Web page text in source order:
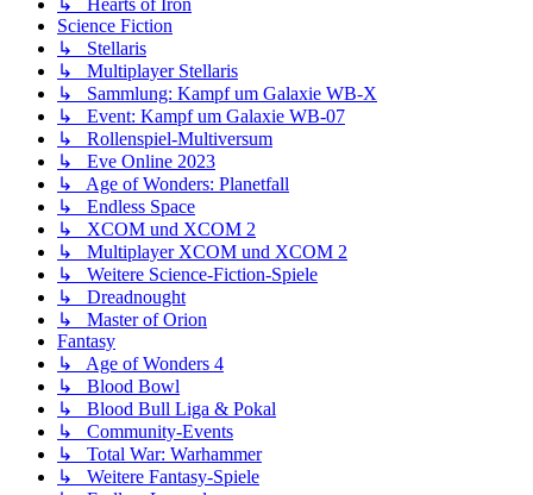
↳ Hearts of Iron
Science Fiction
↳ Stellaris
↳ Multiplayer Stellaris
↳ Sammlung: Kampf um Galaxie WB-X
↳ Event: Kampf um Galaxie WB-07
↳ Rollenspiel-Multiversum
↳ Eve Online 2023
↳ Age of Wonders: Planetfall
↳ Endless Space
↳ XCOM und XCOM 2
↳ Multiplayer XCOM und XCOM 2
↳ Weitere Science-Fiction-Spiele
↳ Dreadnought
↳ Master of Orion
Fantasy
↳ Age of Wonders 4
↳ Blood Bowl
↳ Blood Bull Liga & Pokal
↳ Community-Events
↳ Total War: Warhammer
↳ Weitere Fantasy-Spiele